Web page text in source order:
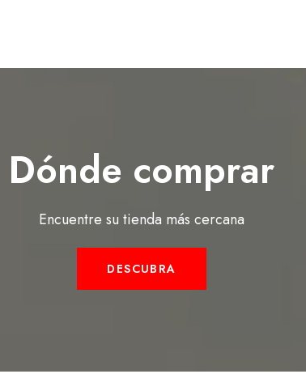
Dónde comprar
Encuentre su tienda más cercana
DESCUBRA